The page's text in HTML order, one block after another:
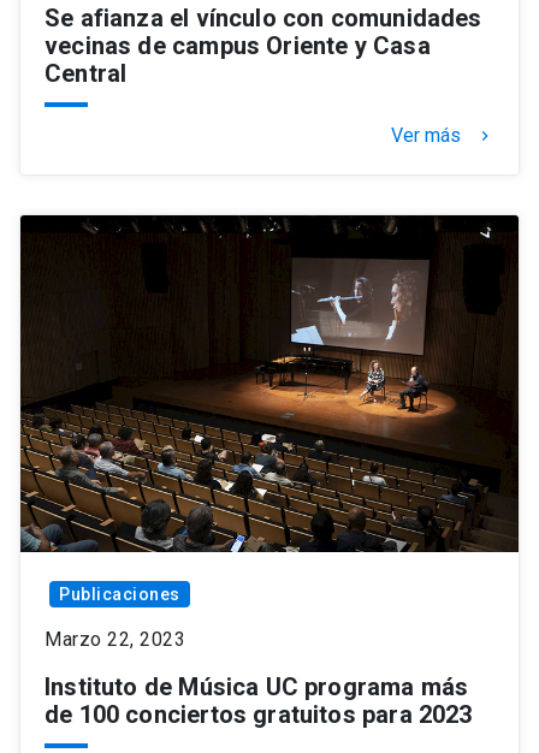
Se afianza el vínculo con comunidades
vecinas de campus Oriente y Casa
Central
Ver más keyboard_arrow_right
Publicaciones
Marzo 22, 2023
Instituto de Música UC programa más
de 100 conciertos gratuitos para 2023